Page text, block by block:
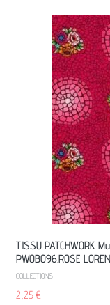
TISSU PATCHWORK
PW0B096.ROSE
COLLECTIONS
2,25 €